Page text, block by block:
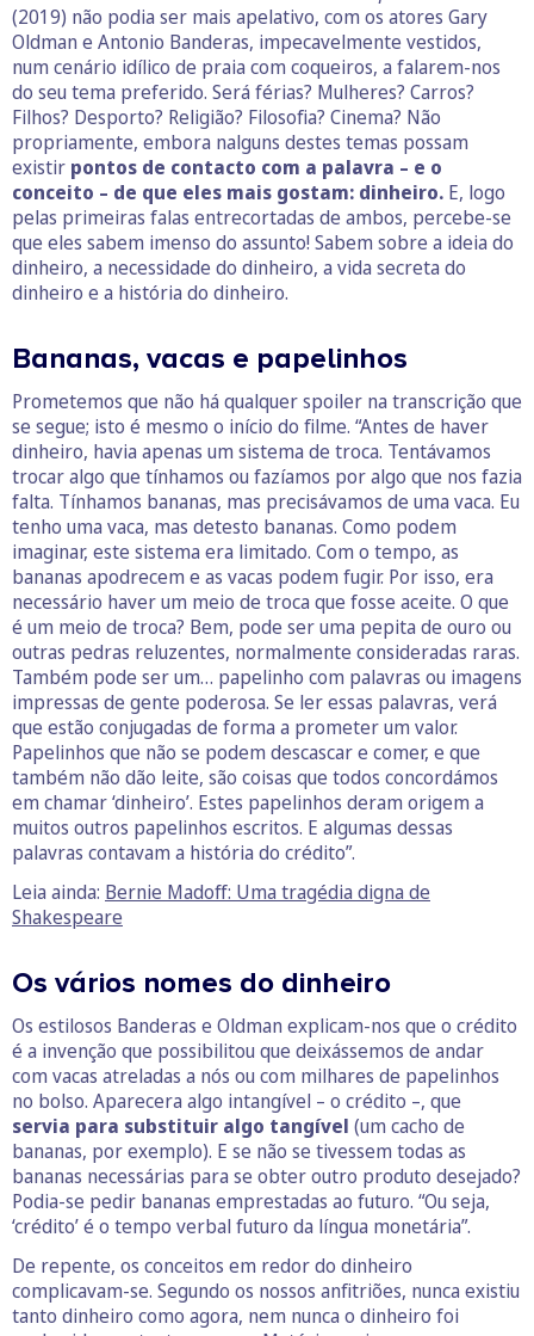
(2019) não podia ser mais apelativo, com os atores Gary
Oldman e Antonio Banderas, impecavelmente vestidos,
num cenário idílico de praia com coqueiros, a falarem-nos
do seu tema preferido. Será férias? Mulheres? Carros?
Filhos? Desporto? Religião? Filosofia? Cinema? Não
propriamente, embora nalguns destes temas possam
existir pontos de contacto com a palavra – e o
conceito – de que eles mais gostam: dinheiro. E, logo
pelas primeiras falas entrecortadas de ambos, percebe-se
que eles sabem imenso do assunto! Sabem sobre a ideia do
dinheiro, a necessidade do dinheiro, a vida secreta do
dinheiro e a história do dinheiro.
Bananas, vacas e papelinhos
Prometemos que não há qualquer spoiler na transcrição que
se segue; isto é mesmo o início do filme. “Antes de haver
dinheiro, havia apenas um sistema de troca. Tentávamos
trocar algo que tínhamos ou fazíamos por algo que nos fazia
falta. Tínhamos bananas, mas precisávamos de uma vaca. Eu
tenho uma vaca, mas detesto bananas. Como podem
imaginar, este sistema era limitado. Com o tempo, as
bananas apodrecem e as vacas podem fugir. Por isso, era
necessário haver um meio de troca que fosse aceite. O que
é um meio de troca? Bem, pode ser uma pepita de ouro ou
outras pedras reluzentes, normalmente consideradas raras.
Também pode ser um… papelinho com palavras ou imagens
impressas de gente poderosa. Se ler essas palavras, verá
que estão conjugadas de forma a prometer um valor.
Papelinhos que não se podem descascar e comer, e que
também não dão leite, são coisas que todos concordámos
em chamar ‘dinheiro’. Estes papelinhos deram origem a
muitos outros papelinhos escritos. E algumas dessas
palavras contavam a história do crédito”.
Leia ainda: Bernie Madoff: Uma tragédia digna de
Shakespeare
Os vários nomes do dinheiro
Os estilosos Banderas e Oldman explicam-nos que o crédito
é a invenção que possibilitou que deixássemos de andar
com vacas atreladas a nós ou com milhares de papelinhos
no bolso. Aparecera algo intangível – o crédito –, que
servia para substituir algo tangível (um cacho de
bananas, por exemplo). E se não se tivessem todas as
bananas necessárias para se obter outro produto desejado?
Podia-se pedir bananas emprestadas ao futuro. “Ou seja,
‘crédito’ é o tempo verbal futuro da língua monetária”.
De repente, os conceitos em redor do dinheiro
complicavam-se. Segundo os nossos anfitriões, nunca existiu
tanto dinheiro como agora, nem nunca o dinheiro foi